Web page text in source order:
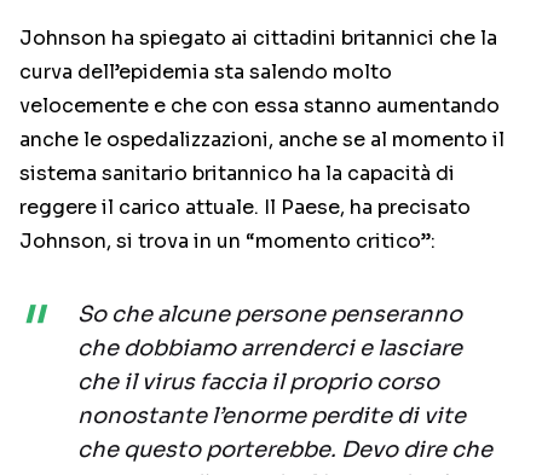
Johnson ha spiegato ai cittadini britannici che la
curva dell’epidemia sta salendo molto
velocemente e che con essa stanno aumentando
anche le ospedalizzazioni, anche se al momento il
sistema sanitario britannico ha la capacità di
reggere il carico attuale. Il Paese, ha precisato
Johnson, si trova in un “momento critico”:
So che alcune persone penseranno
che dobbiamo arrenderci e lasciare
che il virus faccia il proprio corso
nonostante l’enorme perdite di vite
che questo porterebbe. Devo dire che